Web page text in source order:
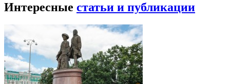
Интересные статьи и публикации